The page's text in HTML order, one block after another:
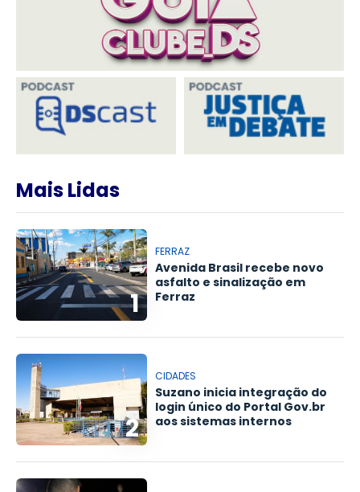
Mais Lidas
1
FERRAZ
Avenida Brasil recebe novo
asfalto e sinalização em
Ferraz
2
CIDADES
Suzano inicia integração do
login único do Portal Gov.br
aos sistemas internos